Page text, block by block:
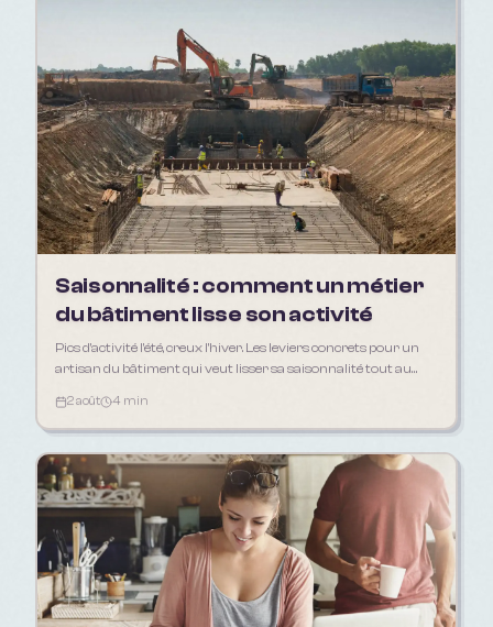
Saisonnalité : comment un métier
du bâtiment lisse son activité
Pics d'activité l'été, creux l'hiver. Les leviers concrets pour un
artisan du bâtiment qui veut lisser sa saisonnalité tout au
2 août 4 min